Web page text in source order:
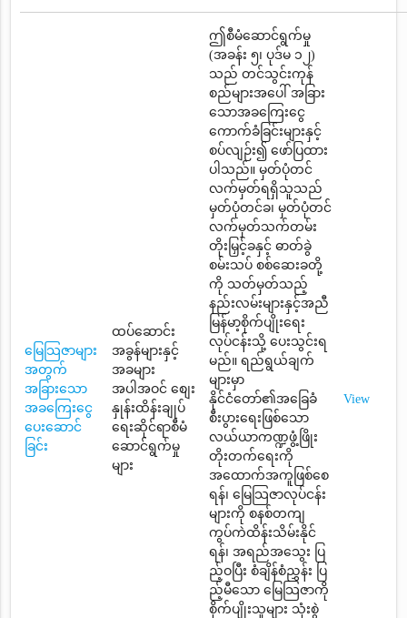
မြေသြဇာများ
အတွက်
အခြားသော
အခကြေးငွေ
ပေးဆောင်
ခြင်း
ထပ်ဆောင်း
အခွန်များနှင့်
အခများ
အပါအဝင် စျေး
နှုန်းထိန်းချုပ်
ရေးဆိုင်ရာစီမံ
ဆောင်ရွက်မှု
များ
ဤစီမံဆောင်ရွက်မှု
(အခန်း ၅၊ ပုဒ်မ ၁၂)
သည် တင်သွင်းကုန်
စည်များအပေါ် အခြား
သောအခကြေးငွေ
ကောက်ခံခြင်းများနှင့်
စပ်လျဉ်း၍ ဖော်ပြထား
ပါသည်။ မှတ်ပုံတင်
လက်မှတ်ရရှိသူသည်
မှတ်ပုံတင်ခ၊ မှတ်ပုံတင်
လက်မှတ်သက်တမ်း
တိုးမြှင့်ခနှင့် ဓာတ်ခွဲ
စမ်းသပ် စစ်ဆေးခတို့
ကို သတ်မှတ်သည့်
နည်းလမ်းများနှင့်အညီ
မြန်မာ့စိုက်ပျိုးရေး
လုပ်ငန်းသို့ ပေးသွင်းရ
မည်။ ရည်ရွယ်ချက်
များမှာ
နိုင်ငံတော်၏အခြေခံ
စီးပွားရေးဖြစ်သော
လယ်ယာကဏ္ဍဖွံ့ဖြိုး
တိုးတက်ရေးကို
အထောက်အကူဖြစ်စေ
ရန်၊ မြေသြဇာလုပ်ငန်း
များကို စနစ်တကျ
ကွပ်ကဲထိန်းသိမ်းနိုင်
ရန်၊ အရည်အသွေး ပြ
ည့်ဝပြီး စံချိန်စံညွှန်း ပြ
ည့်မီသော မြေသြဇာကို
စိုက်ပျိုးသူများ သုံးစွဲ
View